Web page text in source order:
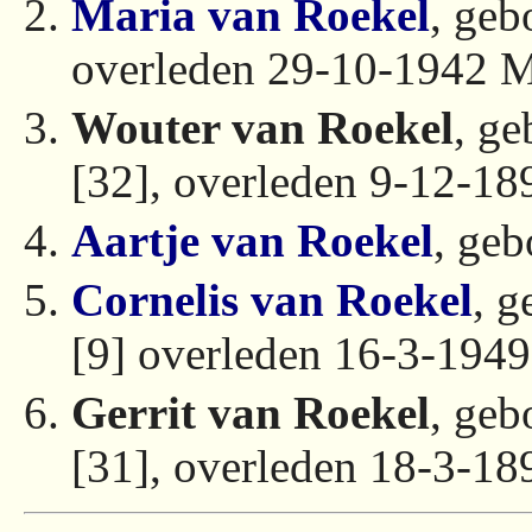
Maria van Roekel,
overleden 29-10-1942
Wouter van Roekel,
[32], overleden 9-12-
Aartje van Roekel,
Cornelis van Roekel,
[9] overleden 16-3-
Gerrit van Roekel,
[31], overleden 18-3-